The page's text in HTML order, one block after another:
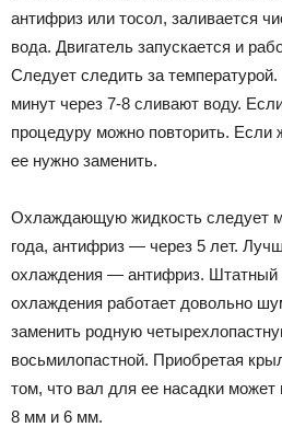
антифриз или тосол, заливается
вода. Двигатель запускается и
Следует следить за
минут через 7-8 сливают воду.
процедуру можно повторить. Если
ее нужно заменить.
Охлаждающую жидкость следует
года, антифриз — через 5 лет.
охлаждения — антифриз. Штатный
охлаждения работает довольно
заменить родную
восьмилопастной. Приобретая
том, что вал для ее насадки
8 мм и 6 мм.